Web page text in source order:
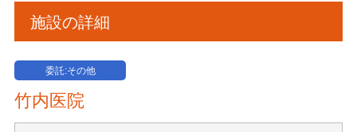
施設の詳細
委託:その他
竹内医院